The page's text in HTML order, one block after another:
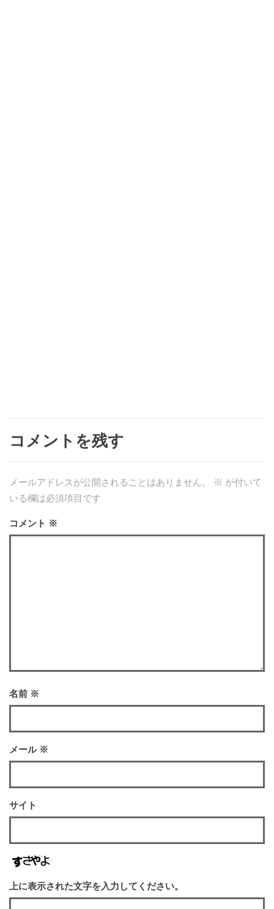
コメントを残す
メールアドレスが公開されることはありません。 ※ が付いて
いる欄は必須項目です
コメント ※
名前 ※
メール ※
サイト
上に表示された文字を入力してください。